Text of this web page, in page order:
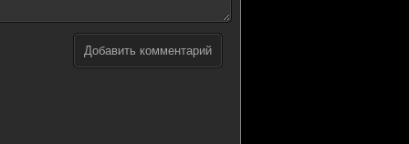
Добавить комментарий